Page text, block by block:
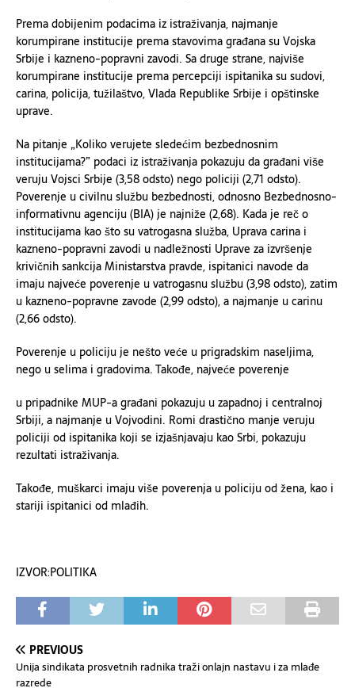
Prema dobijenim podacima iz istraživanja, najmanje
korumpirane institucije prema stavovima građana su Vojska
Srbije i kazneno-popravni zavodi. Sa druge strane, najviše
korumpirane institucije prema percepciji ispitanika su sudovi,
carina, policija, tužilaštvo, Vlada Republike Srbije i opštinske
uprave.
Na pitanje „Koliko verujete sledećim bezbednosnim
institucijama?” podaci iz istraživanja pokazuju da građani više
veruju Vojsci Srbije (3,58 odsto) nego policiji (2,71 odsto).
Poverenje u civilnu službu bezbednosti, odnosno Bezbednosno-
informativnu agenciju (BIA) je najniže (2,68). Kada je reč o
institucijama kao što su vatrogasna služba, Uprava carina i
kazneno-popravni zavodi u nadležnosti Uprave za izvršenje
krivičnih sankcija Ministarstva pravde, ispitanici navode da
imaju najveće poverenje u vatrogasnu službu (3,98 odsto), zatim
u kazneno-popravne zavode (2,99 odsto), a najmanje u carinu
(2,66 odsto).
Poverenje u policiju je nešto veće u prigradskim naseljima,
nego u selima i gradovima. Takođe, najveće poverenje
u pripadnike MUP-a građani pokazuju u zapadnoj i centralnoj
Srbiji, a najmanje u Vojvodini. Romi drastično manje veruju
policiji od ispitanika koji se izjašnjavaju kao Srbi, pokazuju
rezultati istraživanja.
Takođe, muškarci imaju više poverenja u policiju od žena, kao i
stariji ispitanici od mlađih.
IZVOR:POLITIKA
PREVIOUS
Unija sindikata prosvetnih radnika traži onlajn nastavu i za mlađe
razrede